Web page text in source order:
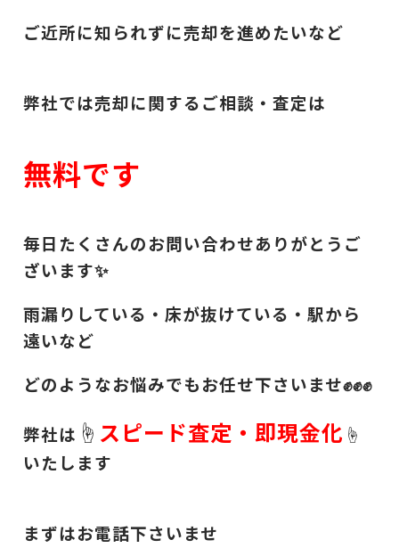
ご近所に知られずに売却を進めたいなど
弊社では売却に関するご相談・査定は
無料です
毎日たくさんのお問い合わせありがとうご
ざいます✨
雨漏りしている・床が抜けている・駅から
遠いなど
どのようなお悩みでもお任せ下さいませ✊✊✊
弊社は ☝ スピード査定・即現金化 ☝
いたします
まずはお電話下さいませ